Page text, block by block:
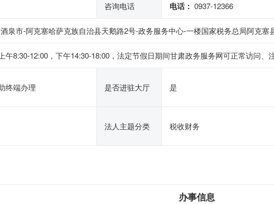
咨询电话 电话： 0937-12366
泉市-阿克塞哈萨克族自治县天鹅路2号-政务服务中心-一楼国家税务总局阿克塞
午8:30-12:00，下午14:30-18:00，法定节假日期间甘肃政务服务网可正常访问、
终端办理 是否进驻大厅 是
法人主题分类 税收财务
办事信息